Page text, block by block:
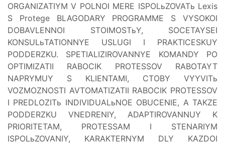
ORGANIZATIYM V POLNOI MERE ISPOLьZOVATь Lexis
S Protege BLAGODARY PROGRAMME S VYSOKOI
DOBAVLENNOI STOIMOSTьY, SOCETAYSEI
KONSULьTATIONNYE USLUGI I PRAKTICESKUY
PODDERZKU. SPETIALIZIROVANNYE KOMANDY PO
OPTIMIZATII RABOCIK PROTESSOV RABOTAYT
NAPRYMUY S KLIENTAMI, CTOBY VYYVITь
VOZMOZNOSTI AVTOMATIZATII RABOCIK PROTESSOV
I PREDLOZITь INDIVIDUALьNOE OBUCENIE, A TAKZE
PODDERZKU VNEDRENIY, ADAPTIROVANNUY K
PRIORITETAM, PROTESSAM I STENARIYM
ISPOLьZOVANIY, KARAKTERNYM DLY KAZDOI